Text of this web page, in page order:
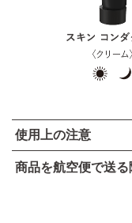
使用上の注意
傷、はれもの、湿
商品を航空便で送